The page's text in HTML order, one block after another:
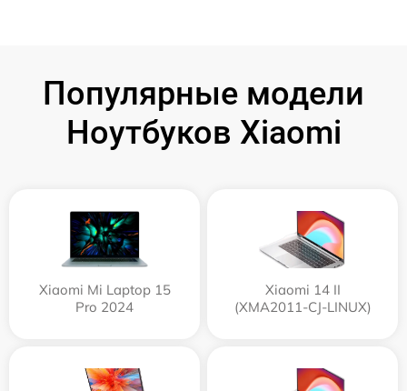
Популярные модели
Ноутбуков Xiaomi
Xiaomi Mi Laptop 15
Pro 2024
Xiaomi 14 II
(XMA2011-CJ-LINUX)